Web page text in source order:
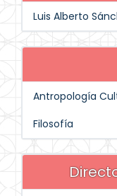
Luis Alberto
Antropología
Filosofía